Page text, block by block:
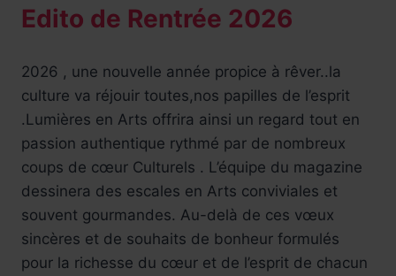
Edito de Rentrée 2026
2026 , une nouvelle année propice à rêver..la
culture va réjouir toutes,nos papilles de l’esprit
.Lumières en Arts offrira ainsi un regard tout en
passion authentique rythmé par de nombreux
coups de cœur Culturels . L’équipe du magazine
dessinera des escales en Arts conviviales et
souvent gourmandes. Au-delà de ces vœux
sincères et de souhaits de bonheur formulés
pour la richesse du cœur et de l’esprit de chacun